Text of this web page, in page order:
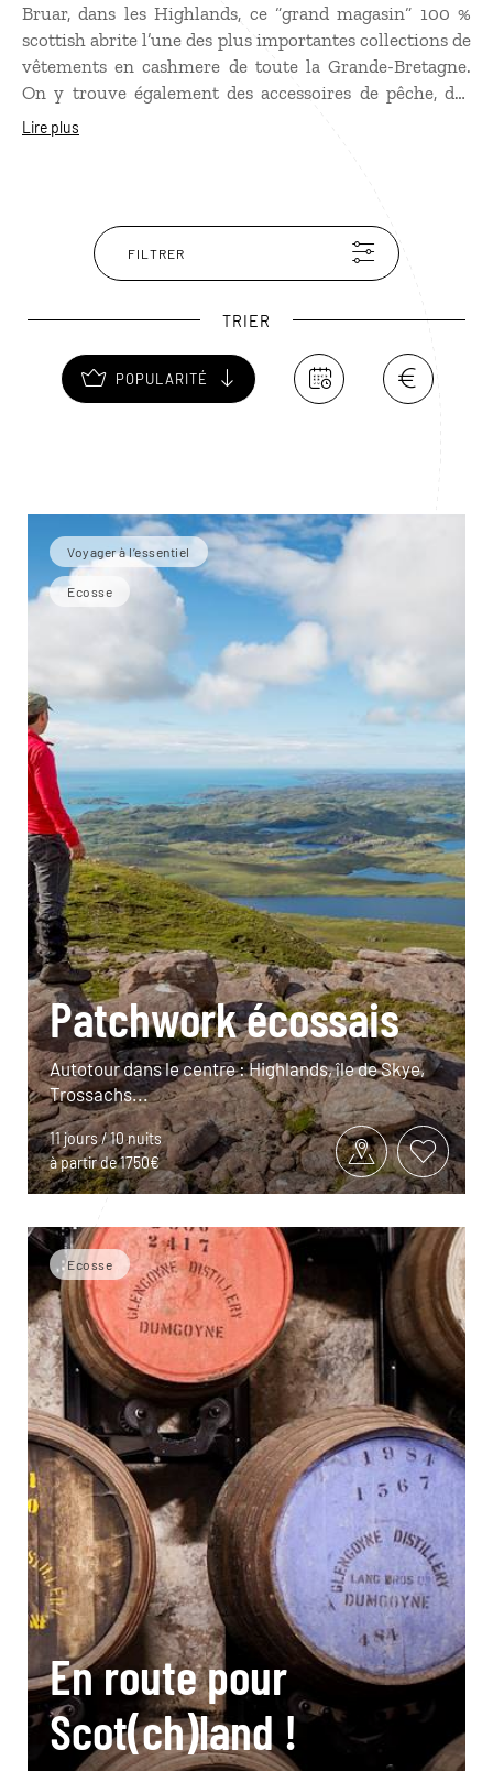
Bruar, dans les Highlands, ce “grand magasin“ 100 %
scottish abrite l’une des plus importantes collections de
vêtements en cashmere de toute la Grande-Bretagne.
On y trouve également des accessoires de pêche, des
chaussures, des chapeaux et de luxueux produits
Lire plus
FILTRER
TRIER
POPULARITÉ
Voyager à l’essentiel
Ecosse
Patchwork écossais
Autotour dans le centre : Highlands, île de Skye,
Trossachs...
11 jours / 10 nuits
à partir de 1750€
Ecosse
En route pour
Scot(ch)land !